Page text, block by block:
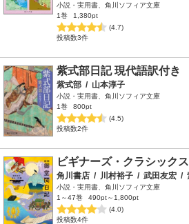
小説・実用書、角川ソフィア文庫
1巻
1,380pt
(4.7)
投稿数3件
紫式部日記 現代語訳付き
紫式部 / 山本淳子
小説・実用書、角川ソフィア文庫
1巻
800pt
(4.5)
投稿数2件
ビギナーズ・クラシック
角川書店 / 川村裕子 / 武田友宏 /
小説・実用書、角川ソフィア文庫
1～47巻
490pt～1,800pt
(4.0)
投稿数4件